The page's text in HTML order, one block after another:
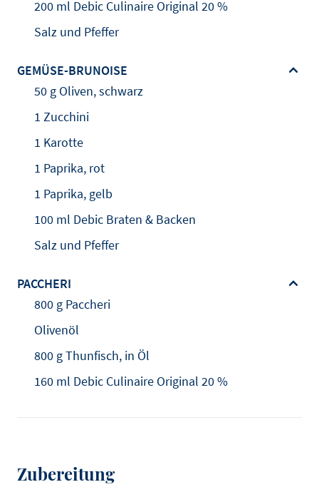
200 ml Debic Culinaire Original 20 %
Salz und Pfeffer
GEMÜSE-BRUNOISE
50 g Oliven, schwarz
1 Zucchini
1 Karotte
1 Paprika, rot
1 Paprika, gelb
100 ml Debic Braten & Backen
Salz und Pfeffer
PACCHERI
800 g Paccheri
Olivenöl
800 g Thunfisch, in Öl
160 ml Debic Culinaire Original 20 %
Zubereitung